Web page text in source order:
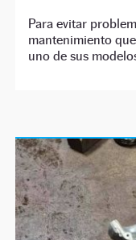
Para evitar
mantenimiento
uno de sus